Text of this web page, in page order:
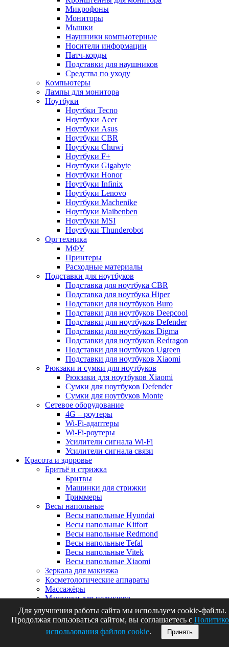
Микрофоны
Мониторы
Мышки
Наушники компьютерные
Носители информации
Патч-корды
Подставки для наушников
Средства по уходу
Компьютеры
Лампы для монитора
Ноутбуки
Ноутбки Tecno
Ноутбуки Acer
Ноутбуки Asus
Ноутбуки CBR
Ноутбуки Chuwi
Ноутбуки F+
Ноутбуки Gigabyte
Ноутбуки Honor
Ноутбуки Infinix
Ноутбуки Lenovo
Ноутбуки Machenike
Ноутбуки Maibenben
Ноутбуки MSI
Ноутбуки Thunderobot
Оргтехника
МФУ
Принтеры
Расходные материалы
Подставки для ноутбуков
Подставка для ноутбука CBR
Подставка для ноутбука Hiper
Подставки для ноутбуков Buro
Подставки для ноутбуков Deepcool
Подставки для ноутбуков Defender
Подставки для ноутбуков Digma
Подставки для ноутбуков Redragon
Подставки для ноутбуков Ugreen
Подставки для ноутбуков Xiaomi
Рюкзаки и сумки для ноутбуков
Рюкзаки для ноутбуков Xiaomi
Сумки для ноутбуков Defender
Сумки для ноутбуков Monte
Сетевое оборудование
4G – роутеры
Wi-Fi-адаптеры
Wi-Fi-роутеры
Усилители сигнала Wi-Fi
Усилители сигнала связи
Красота и здоровье
Бритьё и стрижка
Бритвы
Машинки для стрижки
Триммеры
Весы напольные
Весы напольные Hyundai
Весы напольные Kitfort
Весы напольные Redmond
Весы напольные Tefal
Весы напольные Vitek
Весы напольные Xiaomi
Зеркала для макияжа
Косметологические аппараты
Массажёры
Машинки для педикюра
Очки cолнцезащитные
Очки для компьютера
Умные ушные палочки
Уход за волосами
Для улучшения работы сайта мы используем cookie-файлы.
Продолжая пользоваться сайтом, вы соглашаетесь с
использования файлов cookie. Принять